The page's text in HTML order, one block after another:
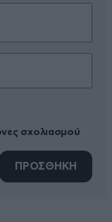
σχολιασμού
ΠΡΟΣΘΗΚΗ